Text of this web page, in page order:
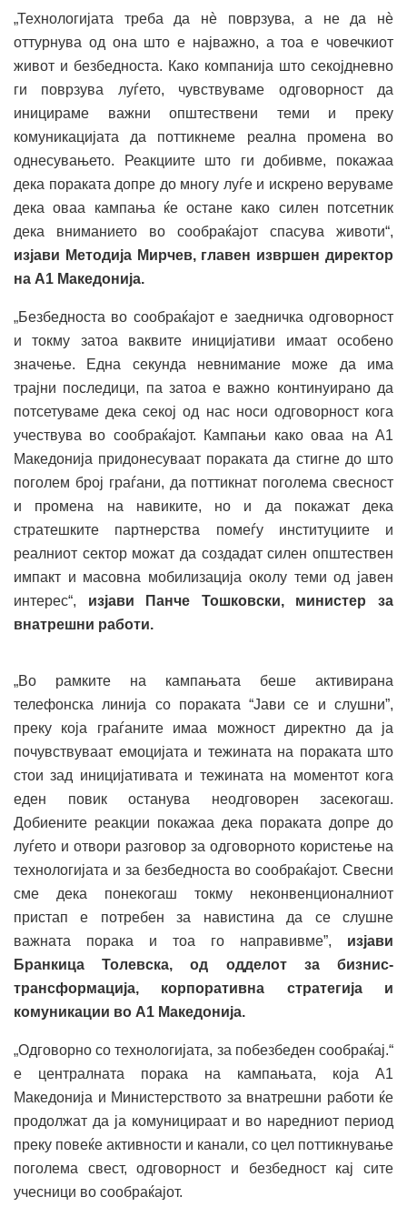
„Технологијата треба да нè поврзува, а не да нè
оттурнува од она што е најважно, а тоа е човечкиот
живот и безбедноста. Како компанија што секојдневно
ги поврзува луѓето, чувствуваме одговорност да
иницираме важни општествени теми и преку
комуникацијата да поттикнеме реална промена во
однесувањето. Реакциите што ги добивме, покажаа
дека пораката допре до многу луѓе и искрено веруваме
дека оваа кампања ќе остане како силен потсетник
дека вниманието во сообраќајот спасува животи“,
изјави Методија Мирчев, главен извршен директор
на А1 Македонија.
„Безбедноста во сообраќајот е заедничка одговорност
и токму затоа ваквите иницијативи имаат особено
значење. Една секунда невнимание може да има
трајни последици, па затоа е важно континуирано да
потсетуваме дека секој од нас носи одговорност кога
учествува во сообраќајот. Кампањи како оваа на A1
Македонија придонесуваат пораката да стигне до што
поголем број граѓани, да поттикнат поголема свесност
и промена на навиките, но и да покажат дека
стратешките партнерства помеѓу институциите и
реалниот сектор можат да создадат силен општествен
импакт и масовна мобилизација околу теми од јавен
интерес“, изјави Панче Тошковски, министер за
внатрешни работи.
„Во рамките на кампањата беше активирана
телефонска линија со пораката “Јави се и слушни”,
преку која граѓаните имаа можност директно да ја
почувствуваат емоцијата и тежината на пораката што
стои зад иницијативата и тежината на моментот кога
еден повик останува неодговорен засекогаш.
Добиените реакции покажаа дека пораката допре до
луѓето и отвори разговор за одговорното користење на
технологијата и за безбедноста во сообраќајот. Свесни
сме дека понекогаш токму неконвенционалниот
пристап е потребен за навистина да се слушне
важната порака и тоа го направивме”, изјави
Бранкица Толевска, од одделот за бизнис-
трансформација, корпоративна стратегија и
комуникации во А1 Македонија.
„Одговорно со технологијата, за побезбеден сообраќај.“
е централната порака на кампањата, која A1
Македонија и Министерството за внатрешни работи ќе
продолжат да ја комуницираат и во наредниот период
преку повеќе активности и канали, со цел поттикнување
поголема свест, одговорност и безбедност кај сите
учесници во сообраќајот.